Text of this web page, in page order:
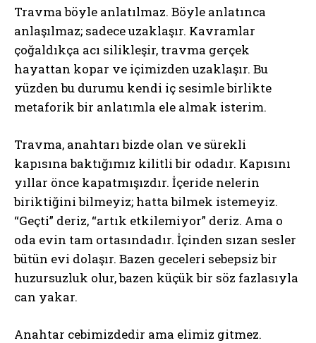
Travma böyle anlatılmaz. Böyle anlatınca
anlaşılmaz; sadece uzaklaşır. Kavramlar
çoğaldıkça acı silikleşir, travma gerçek
hayattan kopar ve içimizden uzaklaşır. Bu
yüzden bu durumu kendi iç sesimle birlikte
metaforik bir anlatımla ele almak isterim.
Travma, anahtarı bizde olan ve sürekli
kapısına baktığımız kilitli bir odadır. Kapısını
yıllar önce kapatmışızdır. İçeride nelerin
biriktiğini bilmeyiz; hatta bilmek istemeyiz.
“Geçti” deriz, “artık etkilemiyor” deriz. Ama o
oda evin tam ortasındadır. İçinden sızan sesler
bütün evi dolaşır. Bazen geceleri sebepsiz bir
huzursuzluk olur, bazen küçük bir söz fazlasıyla
can yakar.
Anahtar cebimizdedir ama elimiz gitmez.